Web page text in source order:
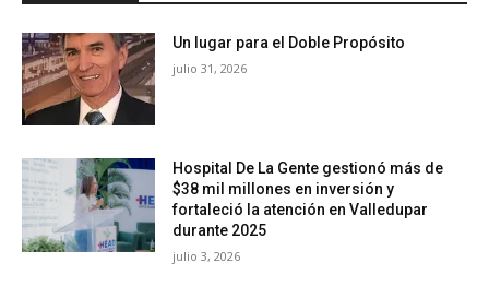
Un lugar para el Doble Propósito
julio 31, 2026
Hospital De La Gente gestionó más de
$38 mil millones en inversión y
fortaleció la atención en Valledupar
durante 2025
julio 3, 2026